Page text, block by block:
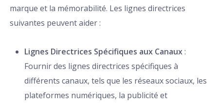
marque et la mémorabilité. Les lignes directrices
suivantes peuvent aider :
Lignes Directrices Spécifiques aux Canaux:
Fournir des lignes directrices spécifiques à
différents canaux, tels que les réseaux sociaux, les
plateformes numériques, la publicité et